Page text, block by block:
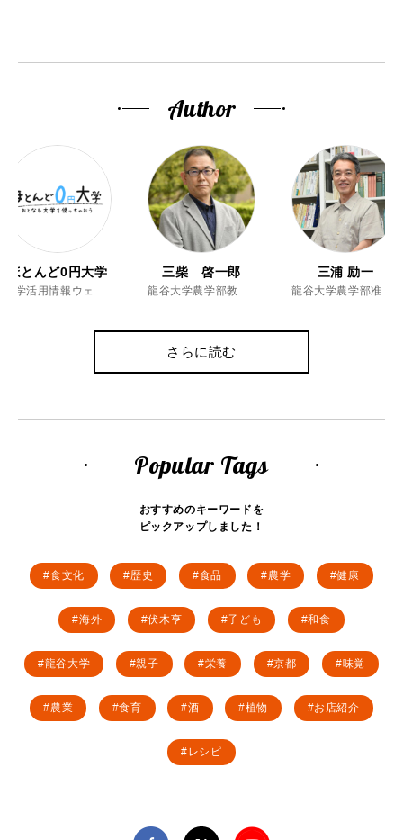
Author
ほとんど0円大学
大学活用情報ウェブマガジン
三柴 啓一郎
龍谷大学農学部教授、博士（農学）
三浦 励一
龍谷大学農学部准教授、博士（農学）
さらに読む
Popular Tags
おすすめのキーワードを
ピックアップしました！
食文化 歴史 食品 農学 健康
海外 伏木亨 子ども 和食
龍谷大学 親子 栄養 京都 味覚
農業 食育 酒 植物 お店紹介
レシピ